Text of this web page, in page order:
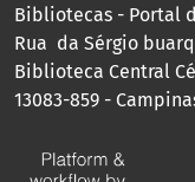
Bibliotecas - Portal
Rua da Sérgio
Biblioteca Central
13083-859 -